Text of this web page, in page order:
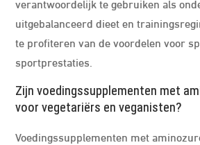
uitgebalanceerd dieet en
te profiteren van de voordelen voor
sportprestaties.
Zijn voedingssupplementen met
voor vegetariërs en veganisten?
Voedingssupplementen met